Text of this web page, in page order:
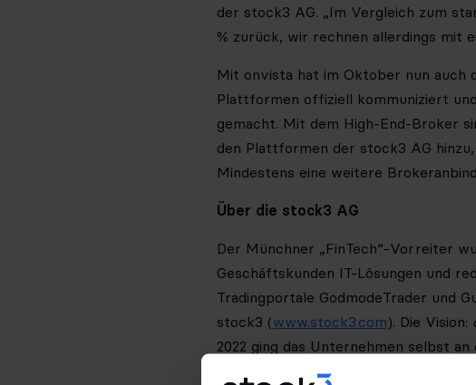
der stock3 AG. „Im Vergleich zum
% zurück, wir rechnen allerdings mit
Mit onvista hat im Oktober nun
Plattformen offiziell kommuniziert
gemacht. Mit dem High-End-Broker
den Plattformen der stock3 AG
Mindestens eine weitere
Über die stock3 AG
Der Münchner „FinTech“-Vorreiter
Geschäftskunden IT-Lösungen und
Tradingportale GodmodeTrader und
stock3 (www.stock3.com). Die Vision:
2022 ging das Unternehmen selbst
m:access der Börse München